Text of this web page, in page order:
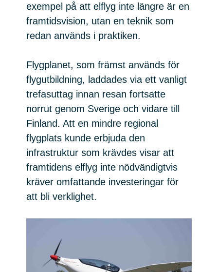
exempel på att elflyg inte längre är en
framtidsvision, utan en teknik som
redan används i praktiken.
Flygplanet, som främst används för
flygutbildning, laddades via ett vanligt
trefasuttag innan resan fortsatte
norrut genom Sverige och vidare till
Finland. Att en mindre regional
flygplats kunde erbjuda den
infrastruktur som krävdes visar att
framtidens elflyg inte nödvändigtvis
kräver omfattande investeringar för
att bli verklighet.